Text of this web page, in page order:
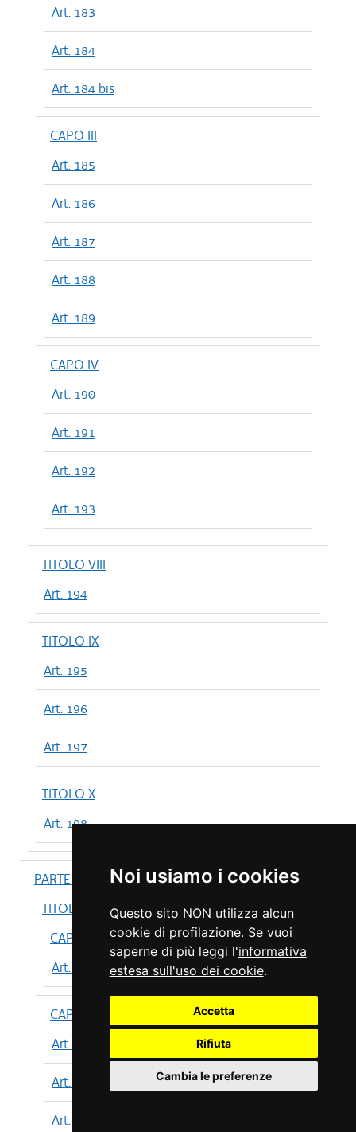
Noi usiamo i cookies
Questo sito NON utilizza alcun
cookie di profilazione. Se vuoi
saperne di più leggi l'informativa
estesa sull'uso dei cookie.
Accetta
Rifiuta
Cambia le preferenze
Art. 183
Art. 184
Art. 184 bis
CAPO III
Art. 185
Art. 186
Art. 187
Art. 188
Art. 189
CAPO IV
Art. 190
Art. 191
Art. 192
Art. 193
TITOLO VIII
Art. 194
TITOLO IX
Art. 195
Art. 196
Art. 197
TITOLO X
Art. 198
PARTE IV
TITOLO I
CAPO I
Art. 199
CAPO II
Art. 200
Art. 201
Art. 202